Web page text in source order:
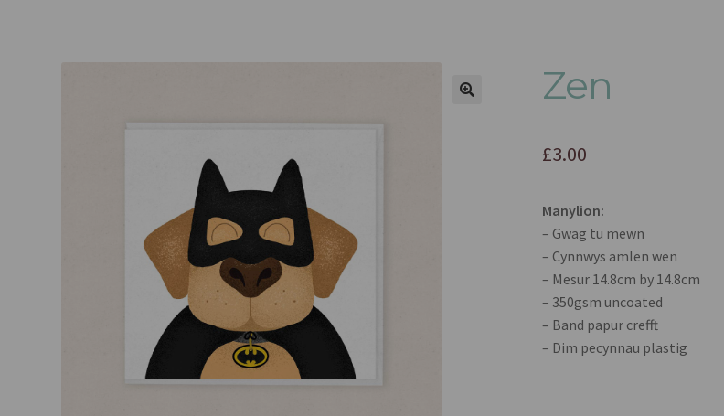
Zen
£3.00
Manylion:
– Gwag tu mewn
– Cynnwys amlen wen
– Mesur 14.8cm by 14.8cm
– 350gsm uncoated
– Band papur crefft
– Dim pecynnau plastig